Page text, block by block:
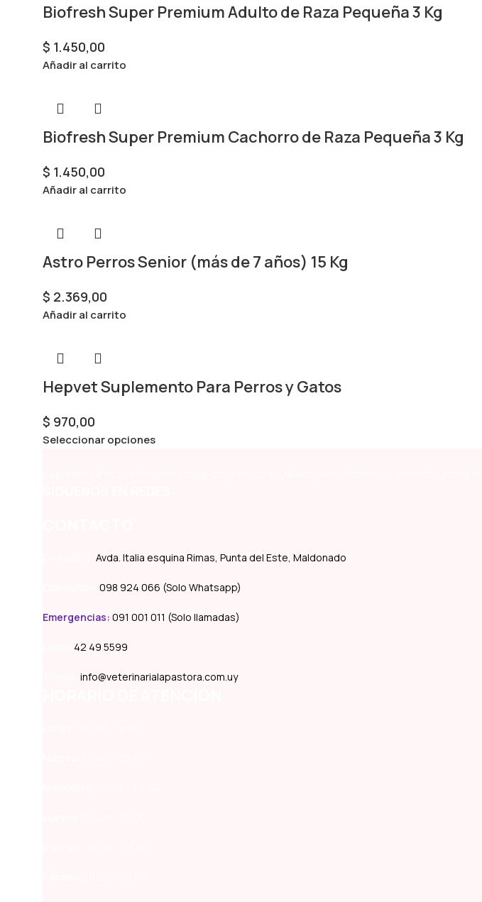
Biofresh Super Premium Adulto de Raza Pequeña 3 Kg
$ 1.450,00
Añadir al carrito
Biofresh Super Premium Cachorro de Raza Pequeña 3 Kg
$ 1.450,00
Añadir al carrito
Astro Perros Senior (más de 7 años) 15 Kg
$ 2.369,00
Añadir al carrito
Hepvet Suplemento Para Perros y Gatos
$ 970,00
Seleccionar opciones
Avda. Italia esquina Rimas, Punta del Este, Maldonado
098 924 066 (Solo Whatsapp)
Emergencias: 091 001 011 (Solo llamadas)
42 49 5599
info@veterinarialapastora.com.uy